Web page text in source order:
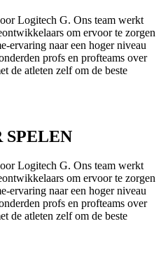
Logitech G. Ons team werkt
om ervoor te zorgen
ervaring naar een hoger niveau
profs en profteams over
de atleten zelf om de beste
SPELEN
Logitech G. Ons team werkt
om ervoor te zorgen
ervaring naar een hoger niveau
profs en profteams over
de atleten zelf om de beste